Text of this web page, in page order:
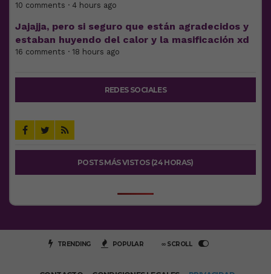
10 comments · 4 hours ago
Jajajja, pero si seguro que están agradecidos y
estaban huyendo del calor y la masificación xd
16 comments · 18 hours ago
REDES SOCIALES
POSTS MÁS VISTOS (24 HORAS)
TRENDING POPULAR ∞ SCROLL